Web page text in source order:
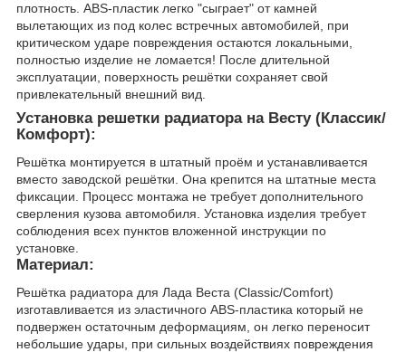
плотность. ABS-пластик легко "сыграет" от камней
вылетающих из под колес встречных автомобилей, при
критическом ударе повреждения остаются локальными,
полностью изделие не ломается! После длительной
эксплуатации, поверхность решётки сохраняет свой
привлекательный внешний вид.
Установка решетки радиатора на Весту (Классик/
Комфорт):
Решётка монтируется в штатный проём и устанавливается
вместо заводской решётки. Она крепится на штатные места
фиксации. Процесс монтажа не требует дополнительного
сверления кузова автомобиля. Установка изделия требует
соблюдения всех пунктов вложенной инструкции по
установке.
Материал:
Решётка радиатора для Лада Веста (Classic/Comfort)
изготавливается из эластичного ABS-пластика который не
подвержен остаточным деформациям, он легко переносит
небольшие удары, при сильных воздействиях повреждения